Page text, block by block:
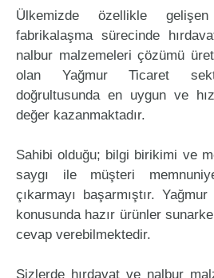
Ülkemizde özellikle
fabrikalaşma sürecinde
nalbur malzemeleri çözümü
olan Yağmur Ticaret
doğrultusunda en uygun ve
değer kazanmaktadır.
Sahibi olduğu; bilgi birikimi ve
saygı ile müşteri
çıkarmayı başarmıştır.
konusunda hazır ürünler
cevap verebilmektedir.
Sizlerde hırdavat ve nalbur